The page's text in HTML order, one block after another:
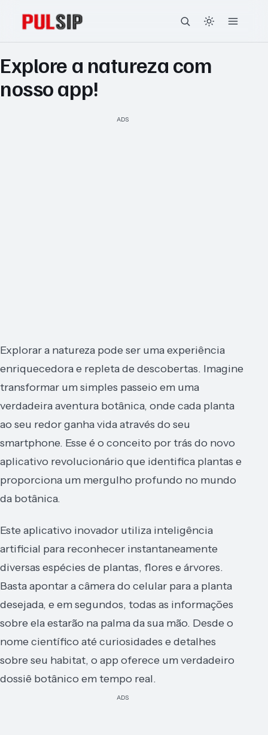
Explore a natureza com
nosso app!
ADS
Explorar a natureza pode ser uma experiência
enriquecedora e repleta de descobertas. Imagine
transformar um simples passeio em uma
verdadeira aventura botânica, onde cada planta
ao seu redor ganha vida através do seu
smartphone. Esse é o conceito por trás do novo
aplicativo revolucionário que identifica plantas e
proporciona um mergulho profundo no mundo
da botânica.
Este aplicativo inovador utiliza inteligência
artificial para reconhecer instantaneamente
diversas espécies de plantas, flores e árvores.
Basta apontar a câmera do celular para a planta
desejada, e em segundos, todas as informações
sobre ela estarão na palma da sua mão. Desde o
nome científico até curiosidades e detalhes
sobre seu habitat, o app oferece um verdadeiro
dossiê botânico em tempo real.
ADS